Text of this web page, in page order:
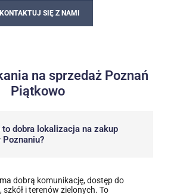
SIĘ Z NAMI
na sprzedaż Poznań
Piątkowo
dobra lokalizacja na zakup
dobrą komunikację, dostęp do
szkół i terenów zielonych. To